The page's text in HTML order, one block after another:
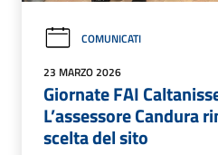
COMUNICATI
23 MARZO 2026
Giornate FAI
L’assessore Candura
scelta del sito